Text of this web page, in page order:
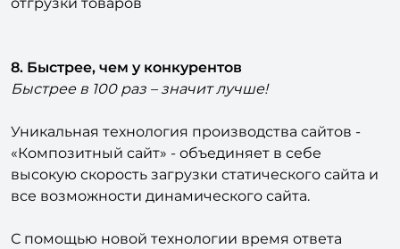
8. Быстрее, чем у конкурентов
Быстрее в 100 раз – значит лучше!
Уникальная технология производства сайтов -
«Композитный сайт» - объединяет в себе
высокую скорость загрузки статического сайта и
все возможности динамического сайта.
С помощью новой технологии время ответа